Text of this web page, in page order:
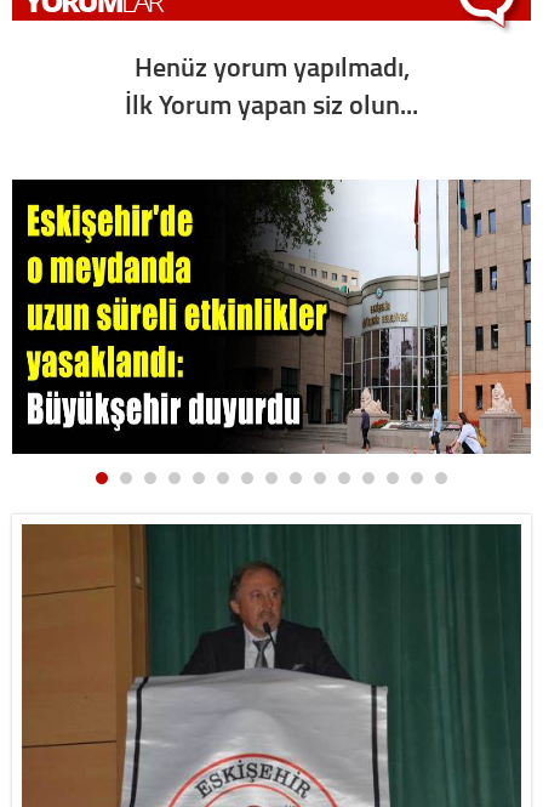
Henüz yorum yapılmadı,
İlk Yorum yapan siz olun...